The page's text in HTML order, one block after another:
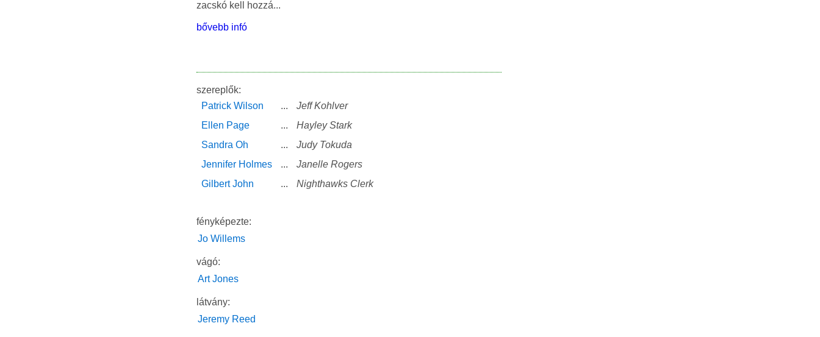
bővebb infó
szereplők:
Patrick Wilson
...
Jeff Kohlver
Ellen Page
...
Hayley Stark
Sandra Oh
...
Judy Tokuda
Jennifer Holmes
...
Janelle Rogers
Gilbert John
... Nighthawks Clerk
fényképezte:
Jo Willems
vágó:
Art Jones
látvány:
Jeremy Reed